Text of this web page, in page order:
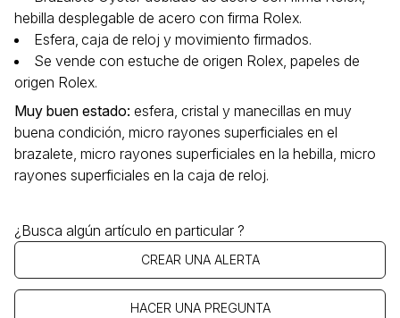
hebilla desplegable de acero con firma Rolex.
Esfera‚ caja de reloj y movimiento firmados.
Se vende con estuche de origen Rolex, papeles de
origen Rolex.
Muy buen estado: esfera, cristal y manecillas en muy
buena condición, micro rayones superficiales en el
brazalete, micro rayones superficiales en la hebilla, micro
rayones superficiales en la caja de reloj.
¿Busca algún artículo en particular ?
CREAR UNA ALERTA
HACER UNA PREGUNTA